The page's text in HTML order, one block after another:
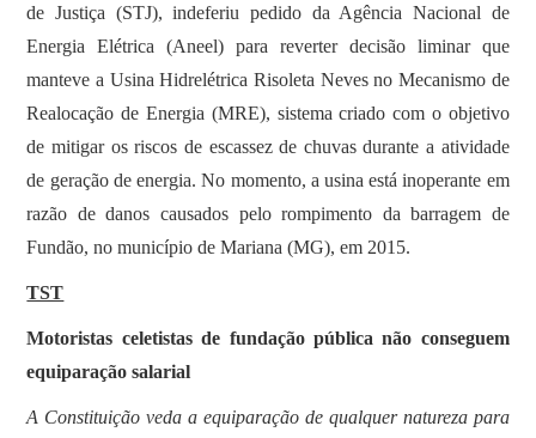
de Justiça (STJ), indeferiu pedido da Agência Nacional de
Energia Elétrica (Aneel) para reverter decisão liminar que
manteve a Usina Hidrelétrica Risoleta Neves no Mecanismo de
Realocação de Energia (MRE), sistema criado com o objetivo
de mitigar os riscos de escassez de chuvas durante a atividade
de geração de energia. No momento, a usina está inoperante em
razão de danos causados pelo rompimento da barragem de
Fundão, no município de Mariana (MG), em 2015.
TST
Motoristas celetistas de fundação pública não conseguem
equiparação salarial
A Constituição veda a equiparação de qualquer natureza para